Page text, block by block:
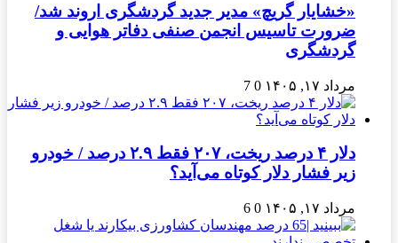
«خشایار گریچ» مدیر جدید گردشگری اروند شد/
ضرورت تاسیس انجمن صنفی دفاتر هوایی و
گردشگری
مرداد ۱۷, ۱۴۰۵ 0
7
دلار ۴ درصد ریخت، ۲۰۷ فقط ۲.۹ درصد / خودرو
زیر فشار دلار کوتاه می‌آید؟
مرداد ۱۷, ۱۴۰۵ 0
6